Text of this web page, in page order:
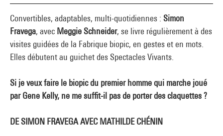
Convertibles, adaptables, multi-quotidiennes : Simon
Fravega, avec Meggie Schneider, se livre régulièrement à des
visites guidées de la Fabrique biopic, en gestes et en mots.
Elles débutent au guichet des Spectacles Vivants.
Si je veux faire le biopic du premier homme qui marche joué
par Gene Kelly, ne me suffit-il pas de porter des claquettes ?
DE SIMON FRAVEGA AVEC MATHILDE CHÉNIN